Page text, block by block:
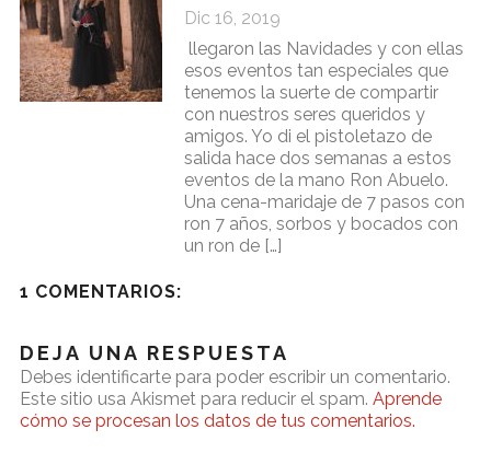
Dic 16, 2019
llegaron las Navidades y con ellas
esos eventos tan especiales que
tenemos la suerte de compartir
con nuestros seres queridos y
amigos. Yo di el pistoletazo de
salida hace dos semanas a estos
eventos de la mano Ron Abuelo.
Una cena-maridaje de 7 pasos con
ron 7 años, sorbos y bocados con
un ron de […]
1 COMENTARIOS:
DEJA UNA RESPUESTA
Debes identificarte para poder escribir un comentario.
Este sitio usa Akismet para reducir el spam. Aprende
cómo se procesan los datos de tus comentarios.